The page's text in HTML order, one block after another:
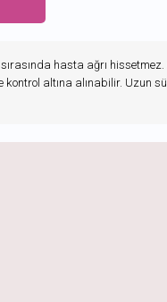
hasta ağrı
altına alınabilir. Uzun